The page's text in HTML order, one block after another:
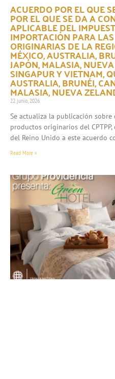
ACUERDO POR EL QUE
POR EL QUE SE DA A
APLICABLE DEL
IMPORTACIÓN PARA
ORIGINARIAS DE LA
MÉXICO, AUSTRALIA,
JAPÓN, MALASIA,
SINGAPUR Y VIETNAM,
AUSTRALIA, BRUNÉI,
MALASIA, NUEVA
22 junio, 2026
Se actualiza la publicación
productos originarios del
del Reino Unido a este acuerdo
Read More »